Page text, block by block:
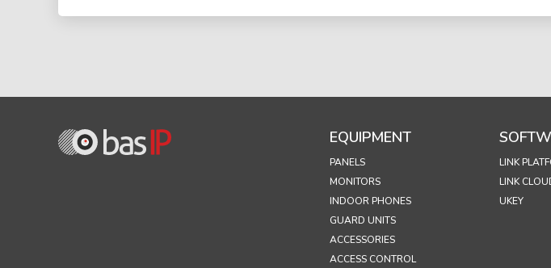
EQUIPMENT
PANELS
MONITORS
INDOOR PHONES
GUARD UNITS
ACCESSORIES
ACCESS CONTROL
LINK
LINK
UKEY